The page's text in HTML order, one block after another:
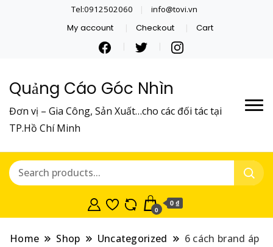
Tel:0912502060 info@tovi.vn
My account Checkout Cart
Quảng Cáo Góc Nhìn
Đơn vị – Gia Công, Sản Xuất…cho các đối tác tại
TP.Hồ Chí Minh
0
0 ₫
Home Shop Uncategorized
6 cách brand áp